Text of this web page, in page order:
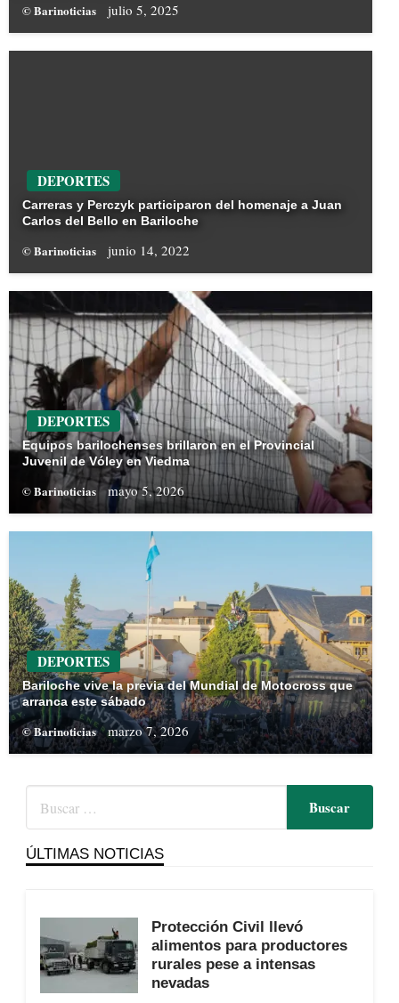
© Barinoticias julio 5, 2025
DEPORTES
Carreras y Perczyk participaron del homenaje a Juan
Carlos del Bello en Bariloche
© Barinoticias junio 14, 2022
DEPORTES
Equipos barilochenses brillaron en el Provincial
Juvenil de Vóley en Viedma
© Barinoticias mayo 5, 2026
DEPORTES
Bariloche vive la previa del Mundial de Motocross que
arranca este sábado
© Barinoticias marzo 7, 2026
ÚLTIMAS NOTICIAS
Protección Civil llevó
alimentos para productores
rurales pese a intensas
nevadas